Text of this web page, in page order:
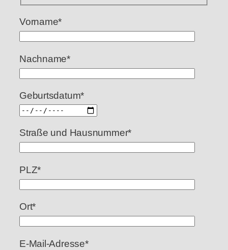
Vorname*
Nachname*
Geburtsdatum*
Straße und Hausnummer*
PLZ*
Ort*
E-Mail-Adresse*